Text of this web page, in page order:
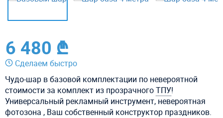
6 480 ₾
Сделаем быстро
Чудо-шар в базовой комплектации по невероятной
стоимости за комплект из прозрачногоТПУ!
Универсальный рекламный инструмент, невероятная
фотозона , Ваш собственный конструктор праздников.